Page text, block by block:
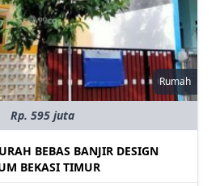
Rumah
Rp. 595 juta
BEBAS BANJIR DESIGN
BEKASI TIMUR